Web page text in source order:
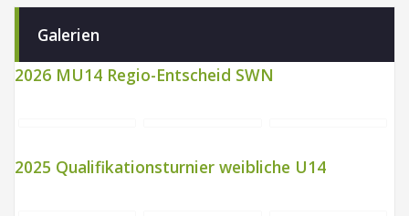
Galerien
2026 MU14 Regio-Entscheid SWN
2025 Qualifikationsturnier weibliche U14